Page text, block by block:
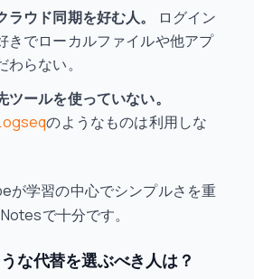
ラウド同期を好む人。
ログイン
きでローカルファイルや他アプ
わらない。
ツールを使っていない。
のようなものは利用しな
が学習の中心でシンプルさを重
で十分です。
な代替を選ぶべき人は？